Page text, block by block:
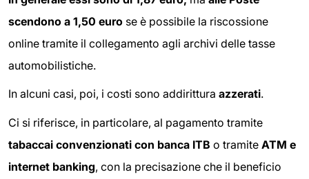
scendono a 1,50 euro se è possibile la riscossione
online tramite il collegamento agli archivi delle tasse
automobilistiche.
In alcuni casi, poi, i costi sono addirittura azzerati.
Ci si riferisce, in particolare, al pagamento tramite
tabaccai convenzionati con banca ITB o tramite ATM e
internet banking, con la precisazione che il beneficio